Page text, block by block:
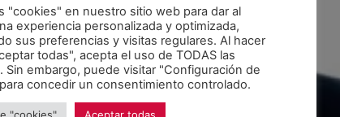
"cookies" en nuestro sitio web para dar al
experiencia personalizada y optimizada,
sus preferencias y visitas regulares. Al hacer
todas", acepta el uso de TODAS las
Sin embargo, puede visitar "Configuración de
concedir un consentimiento controlado.
"cookies" Aceptar todas